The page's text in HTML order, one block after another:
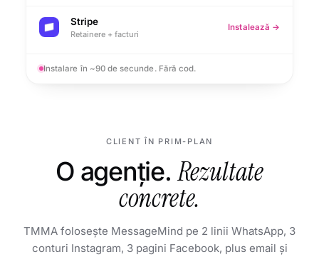
Stripe
Retainere + facturi
Instalează →
Instalare în ~90 de secunde. Fără cod.
CLIENT ÎN PRIM-PLAN
O agenție. Rezultate
concrete.
TMMA folosește MessageMind pe 2 linii WhatsApp, 3
conturi Instagram, 3 pagini Facebook, plus email și